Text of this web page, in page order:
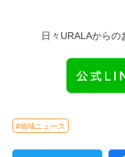
日々URALAからの
#地域ニュース